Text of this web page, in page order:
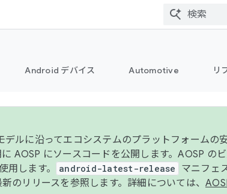
Android デバイス Automotive リ
ルに沿ってエコシステムのプラットフォームの
AOSP にソースコードを公開します。AOSP の
用します。 android-latest-release
マニフェ
のリリースを参照します。詳細については、